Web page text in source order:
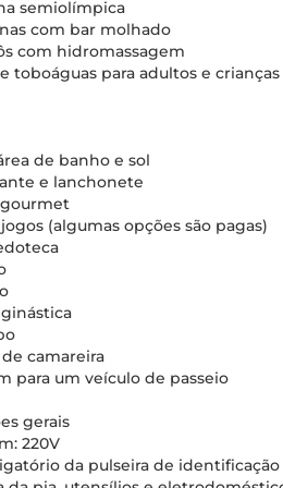
semiolímpica
com bar molhado
com hidromassagem
toboáguas para adultos e crianças
de banho e sol
e lanchonete
(algumas opções são pagas)
camareira
para um veículo de passeio
gerais
220V
da pulseira de identificação